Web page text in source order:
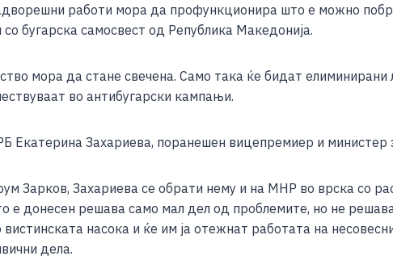
работи мора да профункционира што е можно
бугарска самосвест од Република Македонија.
мора да стане свечена. Само така ќе бидат елиминирани
во антибугарски кампањи.
Екатерина Захариева, поранешен вицепремиер и
Зарков, Захариева се обрати нему и на МНР во врска со
е донесен решава само мал дел од проблемите, но не
насока и ќе им ја отежнат работата на
дела.